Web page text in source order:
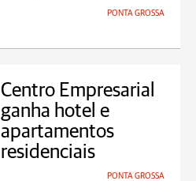
PONTA GROSSA
Centro Empresarial
ganha hotel e
apartamentos
residenciais
PONTA GROSSA